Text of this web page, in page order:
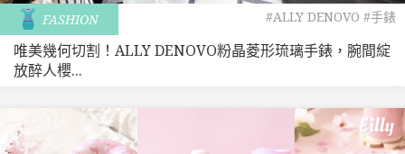
FASHION #ALLY DENOVO #手錶
唯美幾何切割！ALLY DENOVO粉晶菱形琉璃手錶，腕間綻
放醉人櫻...